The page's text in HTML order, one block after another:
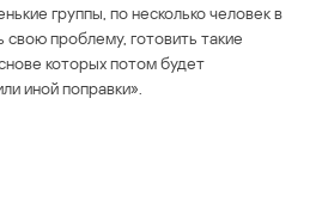
группы, по несколько человек в
проблему, готовить такие
которых потом будет
иной поправки».